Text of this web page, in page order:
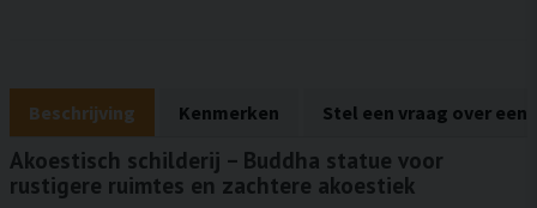
Beschrijving Kenmerken Stel een vraag over een
Akoestisch schilderij – Buddha statue voor
rustigere ruimtes en zachtere akoestiek